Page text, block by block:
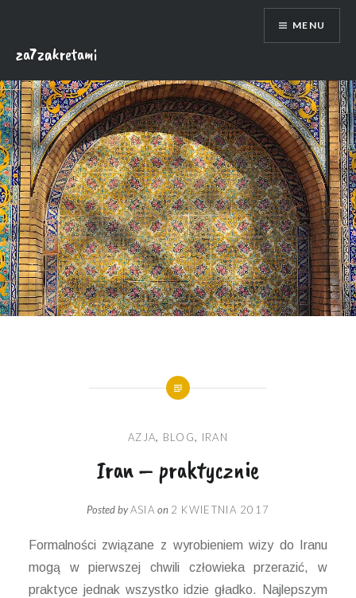
content
za7zakretami
MENU
AZJA, BLOG, IRAN
Iran – praktycznie
Posted byASIA on 2 KWIETNIA 2017
Formalności związane z wyrobieniem wizy do Iranu
mogą w pierwszej chwili człowieka przerazić, w
praktyce jednak wszystko idzie gładko. Najlepszym